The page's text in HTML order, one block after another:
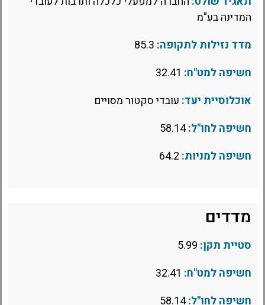
המדינה בע"מ
מדד נזילות לתקופה:
חשיפה למט"ח:
אוכלוסיית יעד: עובדי סקטור מסויים
חשיפה לחו"ל:58.14
חשיפה למניות:
מדדים
סטיית תקן:
חשיפה למט"ח:
חשיפה לחו"ל:58.14